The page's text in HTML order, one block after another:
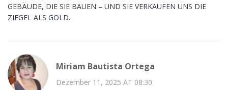
GEBÄUDE, DIE SIE BAUEN – UND SIE VERKAUFEN UNS DIE
ZIEGEL ALS GOLD.
Miriam Bautista Ortega
Dezember 11, 2025 AT 08:30